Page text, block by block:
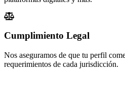
Cumplimiento Legal
Nos aseguramos de que tu perfil
requerimientos de cada jurisdicción.